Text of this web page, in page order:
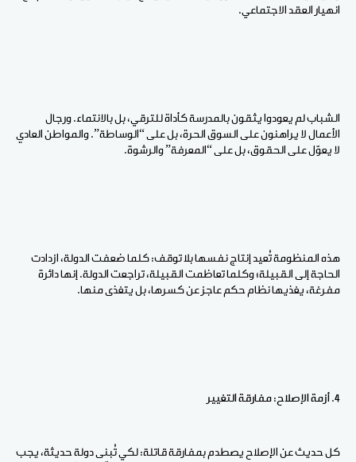
انهيار العقد الاجتماعي.
الشباب لم يعودوا يثقون بالمدرسة كأداة للترقي، بل بالانتماء. ورجال
الأعمال لا يراهنون على السوق الحرة، بل على “الوساطة”. والمواطن العادي
لا يعوّل على الحقوق، بل على “المعرفة” والرشوة.
هذه المنظومة تُعيد إنتاج نفسها بلا توقف: كلما ضعفت الدولة، ازدادت
الحاجة إلى القبيلة؛ وكلما تعاظمت القبيلة، تراجعت الدولة. إنها دائرة
مفرغة، يغذيها نظام حكم عاجز عن كسرها، بل يتغذى منها.
4. أزمة الإصلاح: مفارقة التغيير
كل حديث عن الإصلاح يصطدم بمفارقة قاتلة: لكي تُبنى دولة حديثة، يجب